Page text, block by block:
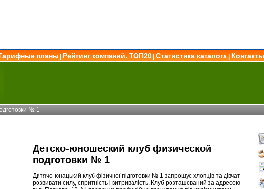
планы Рейтинг компаний. ТОП20 Статистика каталога Контакты
№ 1
Детско-юношеский клуб физической
подготовки № 1
Дитячо-юнацький клуб фізичної підготовки № 1 запрошує хлопців та дівчат
розвивати силу, спритність і витривалість. Клуб розташований за адресою